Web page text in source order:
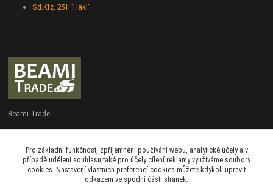
Sd.Kfz. 251 "Hakl"
Beami-Trade
+420 775 427 778
Po - Pá 9:00 - 16:00
admin@beami-trade.cz
Pro základní funkčnost, zpříjemnění používání webu, analytické účely a v
případě udělení souhlasu také pro účely cílení reklamy využíváme soubory
cookies. Nastavení vlastních preferencí cookies můžete kdykoli upravit
odkazem ve spodní části stránek.